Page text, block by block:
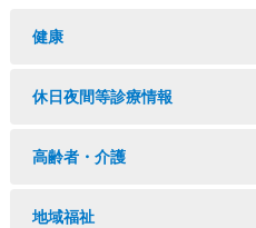
健康
休日夜間等診療情報
高齢者・介護
地域福祉